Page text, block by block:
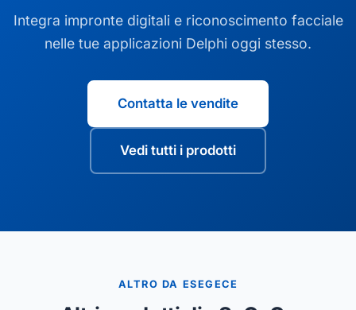
Integra impronte digitali e riconoscimento facciale
nelle tue applicazioni Delphi oggi stesso.
Contatta le vendite
Vedi tutti i prodotti
ALTRO DA ESEGECE